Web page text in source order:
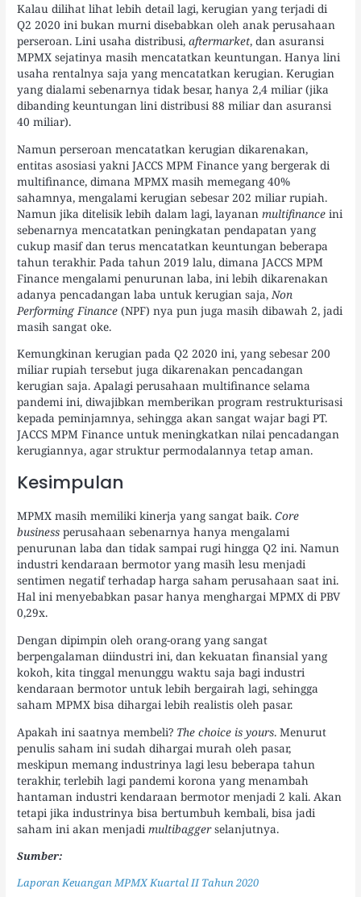
Kalau dilihat lihat lebih detail lagi, kerugian yang terjadi di
Q2 2020 ini bukan murni disebabkan oleh anak perusahaan
perseroan. Lini usaha distribusi,aftermarket, dan asuransi
MPMX sejatinya masih mencatatkan keuntungan. Hanya lini
usaha rentalnya saja yang mencatatkan kerugian. Kerugian
yang dialami sebenarnya tidak besar, hanya 2,4 miliar (jika
dibanding keuntungan lini distribusi 88 miliar dan asuransi
40 miliar).
Namun perseroan mencatatkan kerugian dikarenakan,
entitas asosiasi yakni JACCS MPM Finance yang bergerak di
multifinance, dimana MPMX masih memegang 40%
sahamnya, mengalami kerugian sebesar 202 miliar rupiah.
Namun jika ditelisik lebih dalam lagi, layanan multifinance ini
sebenarnya mencatatkan peningkatan pendapatan yang
cukup masif dan terus mencatatkan keuntungan beberapa
tahun terakhir. Pada tahun 2019 lalu, dimana JACCS MPM
Finance mengalami penurunan laba, ini lebih dikarenakan
adanya pencadangan laba untuk kerugian saja, Non
Performing Finance (NPF) nya pun juga masih dibawah 2, jadi
masih sangat oke.
Kemungkinan kerugian pada Q2 2020 ini, yang sebesar 200
miliar rupiah tersebut juga dikarenakan pencadangan
kerugian saja. Apalagi perusahaan multifinance selama
pandemi ini, diwajibkan memberikan program restrukturisasi
kepada peminjamnya, sehingga akan sangat wajar bagi PT.
JACCS MPM Finance untuk meningkatkan nilai pencadangan
kerugiannya, agar struktur permodalannya tetap aman.
Kesimpulan
MPMX masih memiliki kinerja yang sangat baik.Core
business perusahaan sebenarnya hanya mengalami
penurunan laba dan tidak sampai rugi hingga Q2 ini. Namun
industri kendaraan bermotor yang masih lesu menjadi
sentimen negatif terhadap harga saham perusahaan saat ini.
Hal ini menyebabkan pasar hanya menghargai MPMX di PBV
0,29x.
Dengan dipimpin oleh orang-orang yang sangat
berpengalaman diindustri ini, dan kekuatan finansial yang
kokoh, kita tinggal menunggu waktu saja bagi industri
kendaraan bermotor untuk lebih bergairah lagi, sehingga
saham MPMX bisa dihargai lebih realistis oleh pasar.
Apakah ini saatnya membeli? The choice is yours. Menurut
penulis saham ini sudah dihargai murah oleh pasar,
meskipun memang industrinya lagi lesu beberapa tahun
terakhir, terlebih lagi pandemi korona yang menambah
hantaman industri kendaraan bermotor menjadi 2 kali. Akan
tetapi jika industrinya bisa bertumbuh kembali, bisa jadi
saham ini akan menjadi multibaggerselanjutnya.
Sumber:
Laporan Keuangan MPMX Kuartal II Tahun 2020